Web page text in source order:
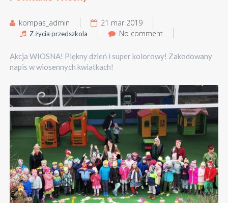
kompas_admin 21 mar 2019
Z życia przedszkola No comment
Akcja WIOSNA! Piękny dzień i super kolorowy! Zakodowany
napis w wiosennych kwiatkach!